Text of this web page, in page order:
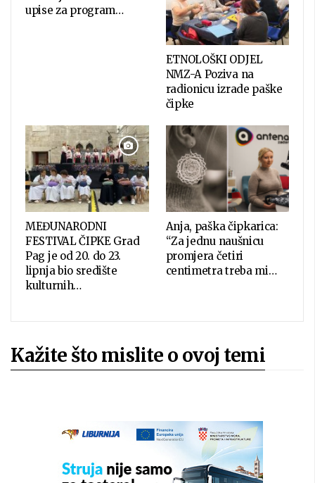
upise za program…
ETNOLOŠKI ODJEL
NMZ-A Poziva na
radionicu izrade paške
čipke
MEĐUNARODNI
FESTIVAL ČIPKE Grad
Pag je od 20. do 23.
lipnja bio središte
kulturnih…
Anja, paška čipkarica:
“Za jednu naušnicu
promjera četiri
centimetra treba mi…
Kažite što mislite o ovoj temi